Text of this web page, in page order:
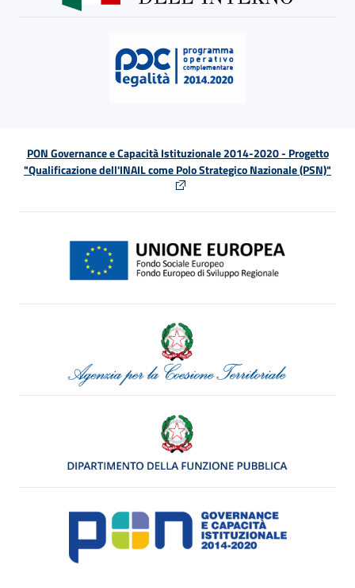
PON Governance e Capacità Istituzionale 2014-2020 - Progetto
"Qualificazione dell'INAIL come Polo Strategico Nazionale (PSN)"